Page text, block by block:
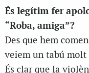
És legítim fer
“Roba, amiga”?
Des que hem
veiem un tabú molt
És clar que la